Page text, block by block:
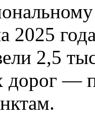
2025
2,5
дорог ―